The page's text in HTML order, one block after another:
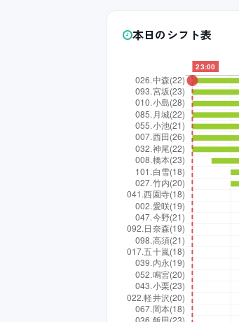
本日のシフト表